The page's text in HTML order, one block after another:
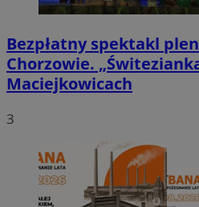
Bezpłatny spektakl
Chorzowie.
Maciejkowicach
3